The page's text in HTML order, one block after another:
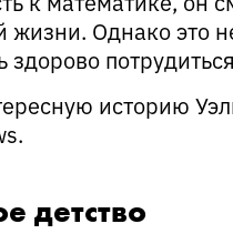
жизни. Однако это
здорово
историю
детство